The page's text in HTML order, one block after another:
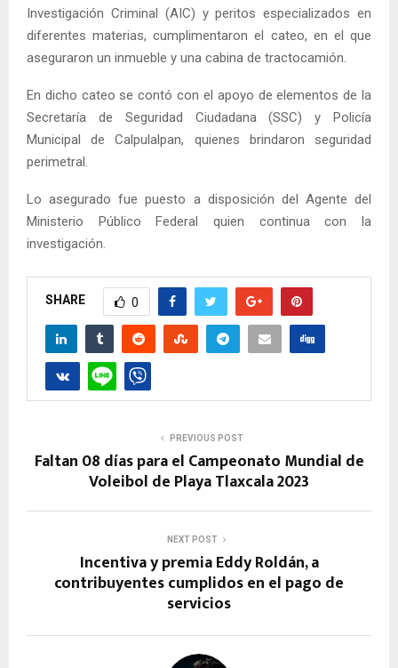
Investigación Criminal (AIC) y peritos especializados en
diferentes materias, cumplimentaron el cateo, en el que
aseguraron un inmueble y una cabina de tractocamión.
En dicho cateo se contó con el apoyo de elementos de la
Secretaría de Seguridad Ciudadana (SSC) y Policía
Municipal de Calpulalpan, quienes brindaron seguridad
perimetral.
Lo asegurado fue puesto a disposición del Agente del
Ministerio Público Federal quien continua con la
investigación.
SHARE 0
PREVIOUS POST
Faltan 08 días para el Campeonato Mundial de
Voleibol de Playa Tlaxcala 2023
NEXT POST
Incentiva y premia Eddy Roldán, a
contribuyentes cumplidos en el pago de
servicios